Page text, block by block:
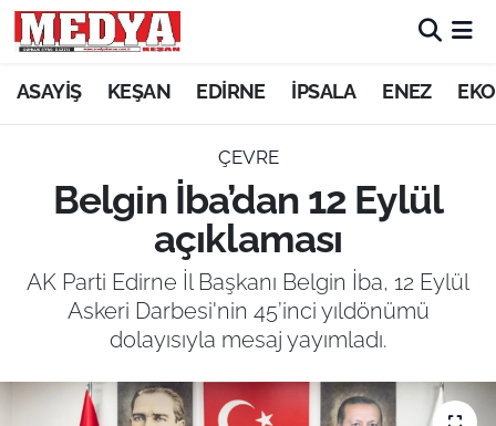
ASAYİŞ KEŞAN EDİRNE İPSALA ENEZ
ÇEVRE
Belgin İba’dan 12 Eylül
açıklaması
AK Parti Edirne İl Başkanı Belgin İba, 12 Eylül
Askeri Darbesi'nin 45’inci yıldönümü
dolayısıyla mesaj yayımladı.
KEŞAN
ASAYİŞ
GÜNDEM